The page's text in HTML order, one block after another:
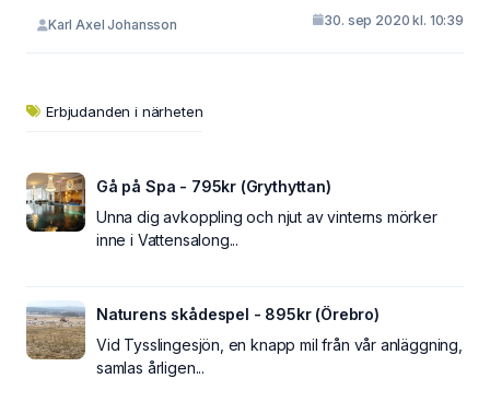
Karl Axel Johansson 30. sep 2020 kl. 10:39
Erbjudanden i närheten
Gå på Spa - 795kr (Grythyttan)
Unna dig avkoppling och njut av vinterns mörker
inne i Vattensalong...
Naturens skådespel - 895kr (Örebro)
Vid Tysslingesjön, en knapp mil från vår anläggning,
samlas årligen...